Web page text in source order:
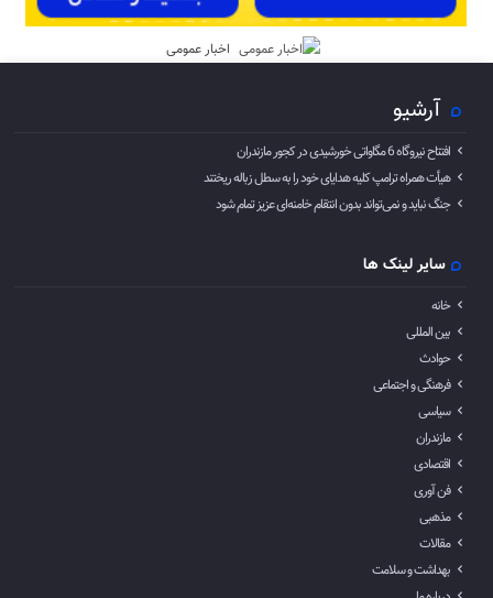
اخبار عمومی
آرشیو
افتتاح نیروگاه 6 مگاواتی خورشیدی در کجور مازندران
هیأت همراه ترامپ کلیه هدایای خود را به سطل زباله ریختند
جنگ نباید و نمی‌تواند بدون انتقام خامنه‌ای عزیز تمام شود
سایر لینک ها
خانه
بین المللی
حوادث
فرهنگی و اجتماعی
سیاسی
مازندران
اقتصادی
فن آوری
مذهبی
مقالات
بهداشت و سلامت